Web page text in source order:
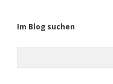
Im Blog suchen